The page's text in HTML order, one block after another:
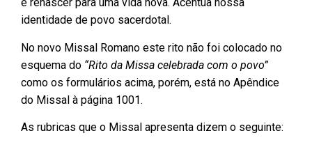
identidade de povo sacerdotal.
No novo Missal Romano este rito não foi colocado no
esquema do “Rito da Missa celebrada com o povo”
como os formulários acima, porém, está no Apêndice
do Missal à página 1001.
As rubricas que o Missal apresenta dizem o seguinte: